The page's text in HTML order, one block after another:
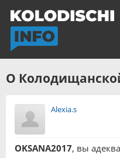
О
Alexia.s
OKSANA2017, вы